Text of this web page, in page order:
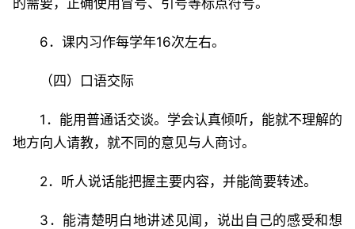
的需要，正确使用冒号、引号等标点符号。
6．课内习作每学年16次左右。
（四）口语交际
1．能用普通话交谈。学会认真倾听，能就不理解的
地方向人请教，就不同的意见与人商讨。
2．听人说话能把握主要内容，并能简要转述。
3．能清楚明白地讲述见闻，说出自己的感受和想